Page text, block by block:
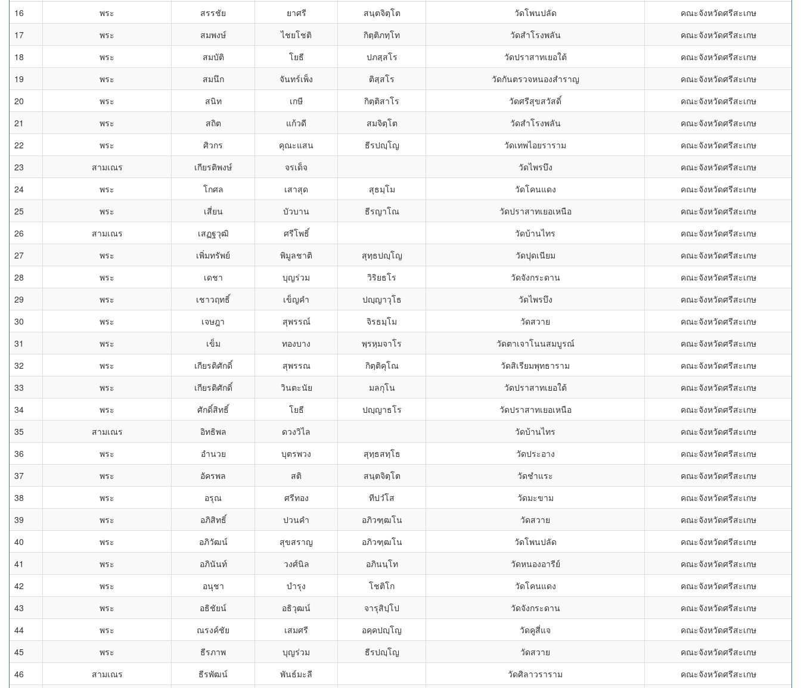
16
พระ สรรชัย ยาศรี สนฺตจิตฺโต วัดโพนปลัด
คณะจังหวัดศรีสะเกษ
17
พระ สมพงษ์ ไชยโชติ กิตฺติภทฺโท วัดสำโรงพลัน
คณะจังหวัดศรีสะเกษ
18
พระ สมบัติ โยธี ปภสฺสโร วัดปราสาทเยอใต้
คณะจังหวัดศรีสะเกษ
19
พระ สมนึก จันทร์เพ็ง ติสฺสโร วัดกันตรวจหนองสำราญ
คณะจังหวัดศรีสะเกษ
20
พระ สนิท เกษี กิตฺติสาโร วัดศรีสุขสวัสดิ์
คณะจังหวัดศรีสะเกษ
21
พระ สถิต แก้วดี สมจิตฺโต วัดสำโรงพลัน
คณะจังหวัดศรีสะเกษ
22
พระ ศิวกร คุณะแสน ธีรปญฺโญ วัดเทพไอยราราม
คณะจังหวัดศรีสะเกษ
23
สามเณร เกียรติพงษ์ จรเด็จ วัดไพรบึง
คณะจังหวัดศรีสะเกษ
24
พระ โกศล เสาสุด สุธมฺโม วัดโคนแดง
คณะจังหวัดศรีสะเกษ
25
พระ เสี่ยน บัวบาน ธีรญาโณ วัดปราสาทเยอเหนือ
คณะจังหวัดศรีสะเกษ
26
สามเณร เสฏฐวุฒิ ศรีโพธิ์ วัดบ้านไทร
คณะจังหวัดศรีสะเกษ
27
พระ เพิ่มทรัพย์ พิมูลชาติ สุทฺธปญฺโญ วัดปุดเนียม
คณะจังหวัดศรีสะเกษ
28
พระ เดชา บุญร่วม วิริยธโร วัดจังกระดาน
คณะจังหวัดศรีสะเกษ
29
พระ เชาวฤทธิ์ เข็ญคำ ปญฺญาวุโธ วัดไพรบึง
คณะจังหวัดศรีสะเกษ
30
พระ เจษฎา สุพรรณ์ จิรธมฺโม วัดสวาย
คณะจังหวัดศรีสะเกษ
31
พระ เข็ม ทองบาง พฺรหฺมจาโร วัดตาเจาโนนสมบูรณ์
คณะจังหวัดศรีสะเกษ
32
พระ เกียรติศักดิ์ สุพรรณ กิตฺติคุโณ วัดสิเรียมพุทธาราม
คณะจังหวัดศรีสะเกษ
33
พระ เกียรติศักดิ์ วินตะนัย มลกุโน วัดปราสาทเยอใต้
คณะจังหวัดศรีสะเกษ
34
พระ ศักดิ์สิทธิ์ โยธี ปญฺญาธโร วัดปราสาทเยอเหนือ
คณะจังหวัดศรีสะเกษ
35
สามเณร อิทธิพล ดวงวิไล วัดบ้านไทร
คณะจังหวัดศรีสะเกษ
36
พระ อำนวย บุตรพวง สุทฺธสทฺโธ วัดประอาง
คณะจังหวัดศรีสะเกษ
37
พระ อัครพล สติ สนฺตจิตฺโต วัดชำแระ
คณะจังหวัดศรีสะเกษ
38
พระ อรุณ ศรีทอง ทีปวํโส วัดมะขาม
คณะจังหวัดศรีสะเกษ
39
พระ อภิสิทธิ์ ปวนคำ อภิวฑฺฒโน วัดสวาย
คณะจังหวัดศรีสะเกษ
40
พระ อภิวัฒน์ สุขสราญ อภิวฑฺฒโน วัดโพนปลัด
คณะจังหวัดศรีสะเกษ
41
พระ อภินันท์ วงศ์นิล อภินนฺโท วัดหนองอารีย์
คณะจังหวัดศรีสะเกษ
42
พระ อนุชา บำรุง โชติโก วัดโคนแดง
คณะจังหวัดศรีสะเกษ
43
พระ อธิชัยน์ อธิวุฒน์ จารุสิปฺโป วัดจังกระดาน
คณะจังหวัดศรีสะเกษ
44
พระ ณรงค์ชัย เสมศรี อคฺคปญฺโญ วัดคูสี่แจ
คณะจังหวัดศรีสะเกษ
45
พระ ธีรภาพ บุญร่วม ธีรปญฺโญ วัดสวาย
คณะจังหวัดศรีสะเกษ
46
สามเณร ธีรพัฒน์ พันธ์มะลี วัดศิลาวราราม คณะจังหวัดศรีสะเกษ